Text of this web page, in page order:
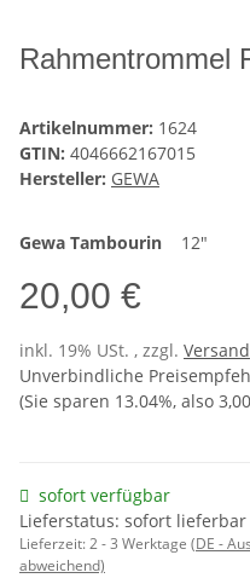
Rahmentrommel
Artikelnummer: 1624
GTIN: 4046662167015
Hersteller: GEWA
Gewa Tambourin 12"
20,00 €
inkl. 19% USt. , zzgl. Versand
Unverbindliche
(Sie sparen 13.04%, also
sofort verfügbar
Lieferstatus: sofort lieferbar
Lieferzeit:2 - 3 Werktage (DE -
abweichend)